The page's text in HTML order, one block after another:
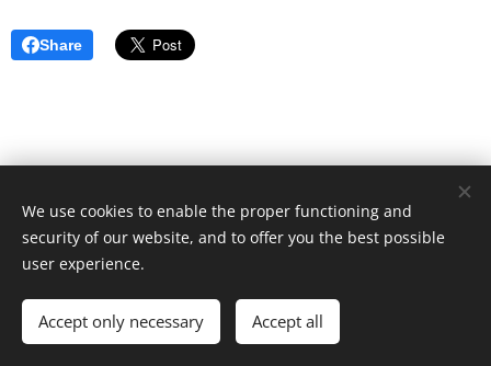
Share
© 2020ОУ"Христо Ботев"- гр.Бургас , кв.Ветрен
Powered by
Webnode Cookies
We use cookies to enable the proper functioning and
security of our website, and to offer you the best possible
user experience.
Accept only necessary Accept all